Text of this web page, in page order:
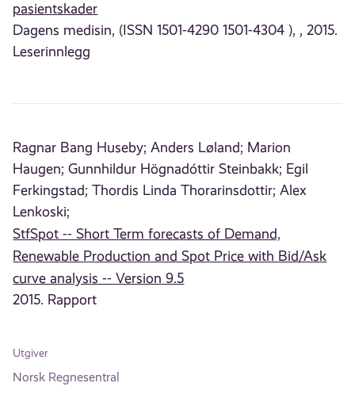
pasientskader
Dagens medisin, (ISSN 1501-4290 1501-4304 ), , 2015.
Leserinnlegg
Ragnar Bang Huseby; Anders Løland; Marion
Haugen; Gunnhildur Högnadóttir Steinbakk; Egil
Ferkingstad; Thordis Linda Thorarinsdottir; Alex
Lenkoski;
StfSpot -- Short Term forecasts of Demand,
Renewable Production and Spot Price with Bid/Ask
curve analysis -- Version 9.5
2015. Rapport
Utgiver
Norsk Regnesentral